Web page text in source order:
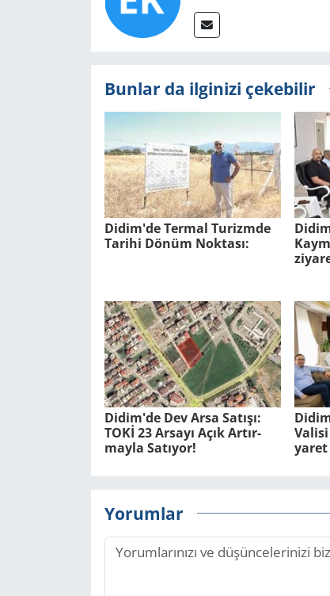
Bunlar da ilginizi çekebilir
Didim'de Ter­mal Tu­rizm­de
Ta­ri­hi Dönüm Nok­ta­sı:
Didim'de Dev Arsa Sa­tı­şı:
TOKİ 23 Ar­sa­yı Açık Ar­tır­
may­la Sa­tı­yor!
Yorumlar